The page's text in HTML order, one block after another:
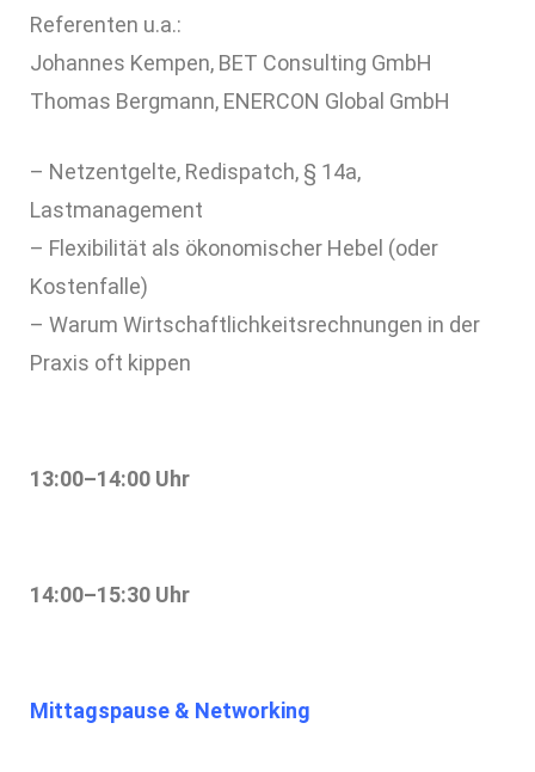
Referenten u.a.:
Johannes Kempen, BET Consulting GmbH
Thomas Bergmann, ENERCON Global GmbH
– Netzentgelte, Redispatch, § 14a,
Lastmanagement
– Flexibilität als ökonomischer Hebel (oder
Kostenfalle)
– Warum Wirtschaftlichkeitsrechnungen in der
Praxis oft kippen
13:00–14:00 Uhr
14:00–15:30 Uhr
Mittagspause & Networking